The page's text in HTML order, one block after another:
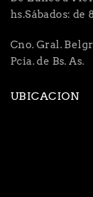
hs.Sábados: de
Cno. Gral.
Pcia. de Bs. As.
UBICACION